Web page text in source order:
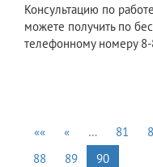
Консультацию по
можете получить по
телефонному номеру
«« « … 81
88
89 90